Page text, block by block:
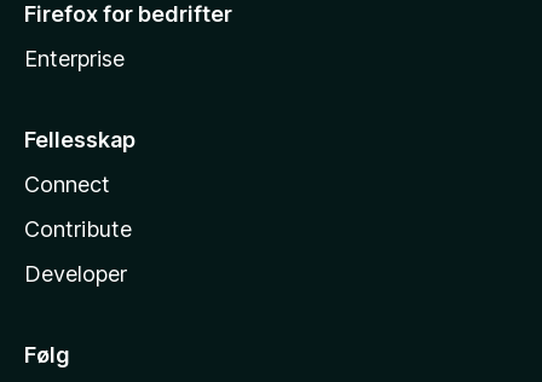
Firefox for bedrifter
Enterprise
Fellesskap
Connect
Contribute
Developer
Følg